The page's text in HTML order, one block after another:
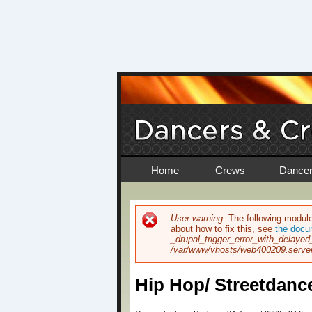
Home Crews
Fehlermeldung
User warning: The following
about how to fix this, see the
/var/www/vhosts/
Hip Hop/